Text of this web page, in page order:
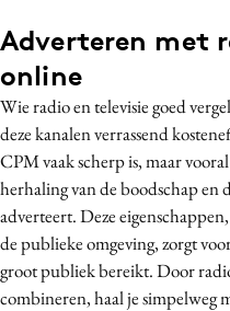
Adverteren met
online
Wie radio en televisie goed
deze kanalen verrassend
CPM vaak scherp is, maar
herhaling van de boodschap
adverteert. Deze
de publieke omgeving, zorgt
groot publiek bereikt. Door
combineren, haal je simpelweg